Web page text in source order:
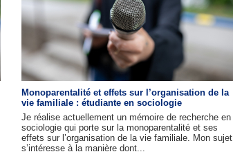
Monoparentalité et effets sur l’organisation de la
vie familiale : étudiante en sociologie
Je réalise actuellement un mémoire de recherche en
sociologie qui porte sur la monoparentalité et ses
effets sur l’organisation de la vie familiale. Mon sujet
s’intéresse à la manière dont...